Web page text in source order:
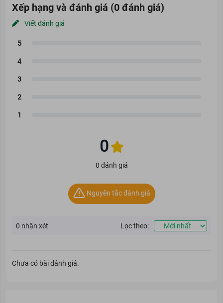
Xếp hạng và đánh giá (0 đánh giá)
Viết đánh giá
0
0 đánh giá
Nguyên tắc đánh giá
0 nhận xét Lọc theo:
Chưa có bài đánh giá.